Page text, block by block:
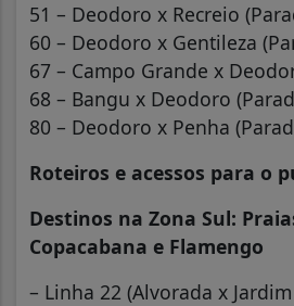
51 – Deodoro x Recreio
60 – Deodoro x Gentileza
67 – Campo Grande x
68 – Bangu x Deodoro
80 – Deodoro x Penha
Roteiros e acessos para o
Destinos na Zona Sul:
Copacabana e Flamengo
– Linha 22 (Alvorada x